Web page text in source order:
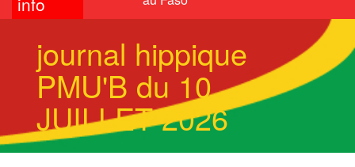
journal hippique
PMU'B du 10
JUILLET 2026